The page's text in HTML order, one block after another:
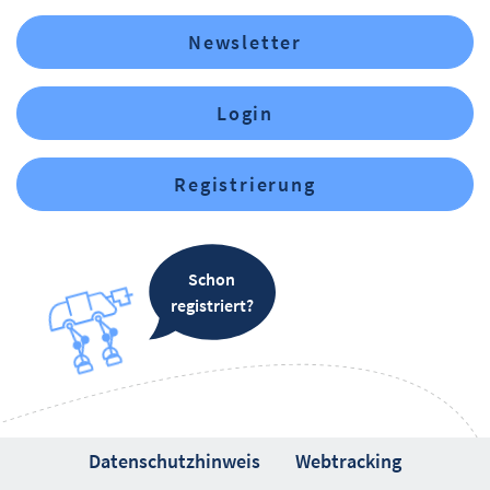
Newsletter
Login
Registrierung
Schon
registriert?
Datenschutzhinweis Webtracking